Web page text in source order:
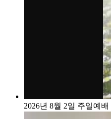
2026년 8월 2일 주일예배